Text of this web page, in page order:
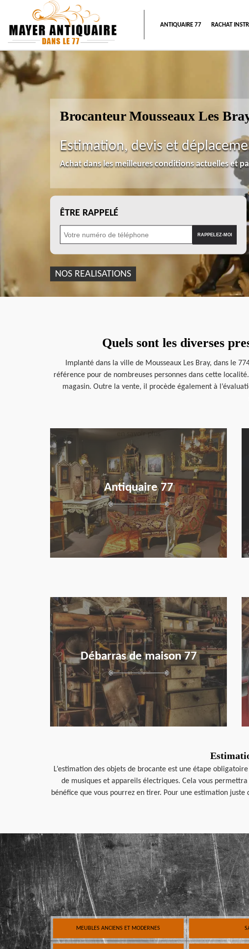
ANTIQUAIRE 77 RACHAT
Brocanteur Mousseaux Les
Estimation, devis et
Achat dans les meilleures conditions actuelles et
ÊTRE RAPPELÉ
NOS REALISATIONS
Quels sont les diverses
Implanté dans la ville de Mousseaux Les Bray, dans le
référence pour de nombreuses personnes dans cette
magasin. Outre la vente, il procède également à
Antiquaire 77
Débarras de maison 77
en savoir plus
L’estimation des objets de brocante est une étape
de musiques et appareils électriques. Cela vous
bénéfice que vous pourrez en tirer. Pour une estimation
MEUBLES ANCIENS ET MODERNES